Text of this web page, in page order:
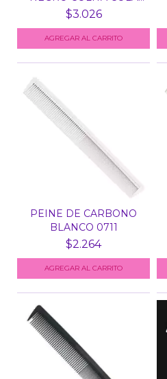
PUA EURO...
$3.026
PEINE DE CARBONO
BLANCO 0711
$2.264